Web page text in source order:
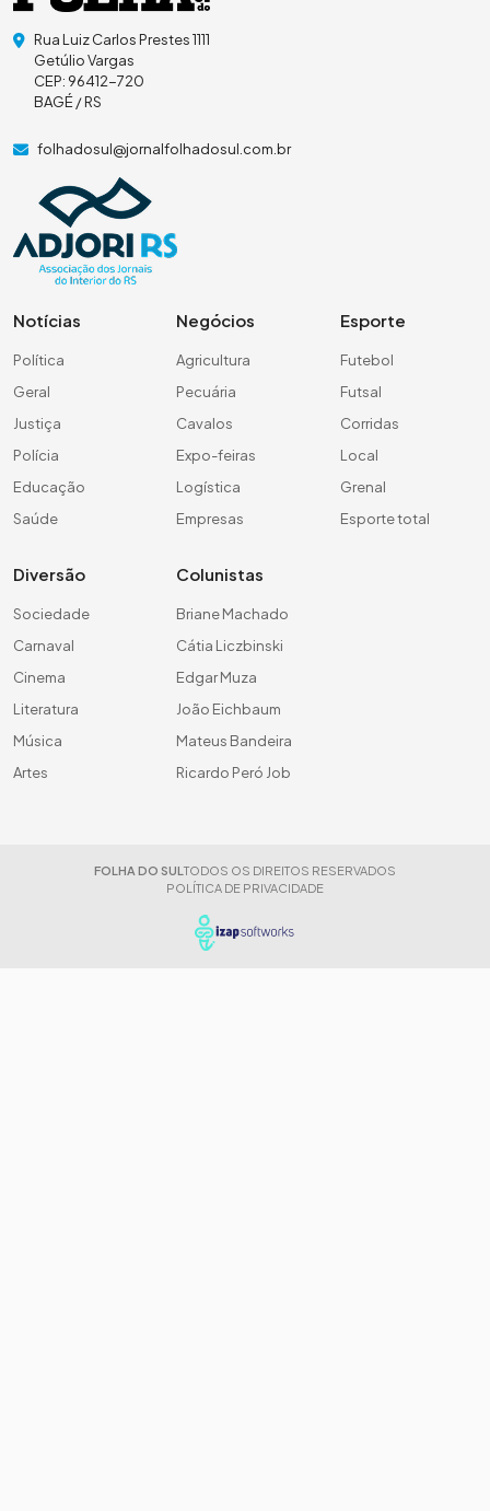
Rua Luiz Carlos Prestes 1111
Getúlio Vargas
CEP: 96412-720
BAGÉ / RS
folhadosul@jornalfolhadosul.com.br
Notícias
Política
Geral
Justiça
Polícia
Educação
Saúde
Negócios
Agricultura
Pecuária
Cavalos
Expo-feiras
Logística
Empresas
Esporte
Futebol
Futsal
Corridas
Local
Grenal
Esporte total
Diversão
Sociedade
Carnaval
Cinema
Literatura
Música
Artes
Colunistas
Briane Machado
Cátia Liczbinski
Edgar Muza
João Eichbaum
Mateus Bandeira
Ricardo Peró Job
FOLHA DO SUL TODOS OS DIREITOS RESERVADOS
POLÍTICA DE PRIVACIDADE